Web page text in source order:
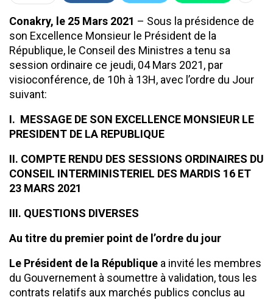
Conakry, le 25 Mars 2021 – Sous la présidence de
son Excellence Monsieur le Président de la
République, le Conseil des Ministres a tenu sa
session ordinaire ce jeudi, 04 Mars 2021, par
visioconférence, de 10h à 13H, avec l’ordre du Jour
suivant:
I. MESSAGE DE SON EXCELLENCE MONSIEUR LE
PRESIDENT DE LA REPUBLIQUE
II. COMPTE RENDU DES SESSIONS ORDINAIRES DU
CONSEIL INTERMINISTERIEL DES MARDIS 16 ET
23 MARS 2021
III. QUESTIONS DIVERSES
Au titre du premier point de l’ordre du jour
Le Président de la République a invité les membres
du Gouvernement à soumettre à validation, tous les
contrats relatifs aux marchés publics conclus au